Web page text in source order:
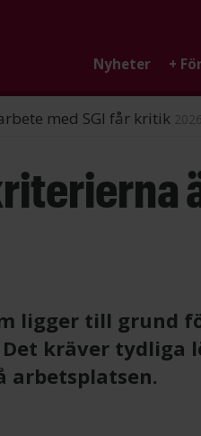
Nyheter +
2026-06-25
ligger till grund
kräver tydliga
arbetsplatsen.